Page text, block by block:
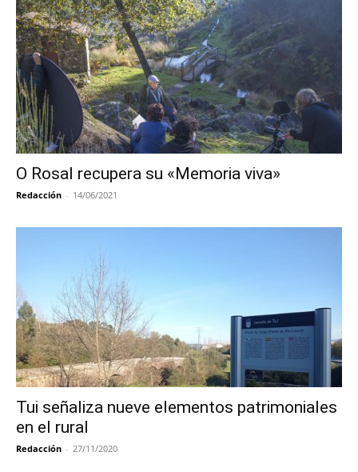
O Rosal recupera su «Memoria viva»
Redacción - 14/06/2021
Tui señaliza nueve elementos patrimoniales
en el rural
Redacción - 27/11/2020